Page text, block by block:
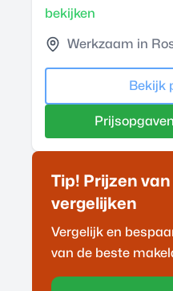
bekijken
Werkzaam in
Bekijk
Tip! Prijzen van
vergelijken
Vergelijk en
van de beste